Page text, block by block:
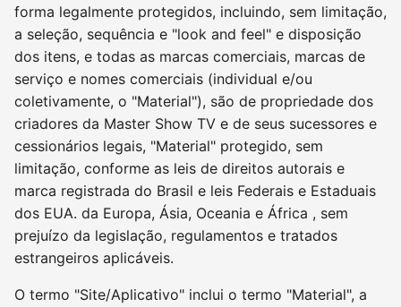
forma legalmente protegidos, incluindo, sem limitação,
a seleção, sequência e "look and feel" e disposição
dos itens, e todas as marcas comerciais, marcas de
serviço e nomes comerciais (individual e/ou
coletivamente, o "Material"), são de propriedade dos
criadores da Master Show TV e de seus sucessores e
cessionários legais, "Material" protegido, sem
limitação, conforme as leis de direitos autorais e
marca registrada do Brasil e leis Federais e Estaduais
dos EUA. da Europa, Ásia, Oceania e África , sem
prejuízo da legislação, regulamentos e tratados
estrangeiros aplicáveis.
O termo "Site/Aplicativo" inclui o termo "Material", a